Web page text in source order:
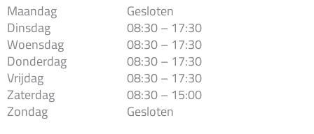
Maandag
Dinsdag
Woensdag
Donderdag
Vrijdag
Zaterdag
Zondag
Gesloten
08:30 – 17:30
08:30 – 17:30
08:30 – 17:30
08:30 – 17:30
08:30 – 15:00
Gesloten